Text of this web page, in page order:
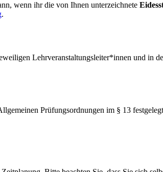
wenn ihr die von Ihnen unterzeichnete
.
Lehrveranstaltungsleiter*innen und in
Prüfungsordnungen im § 13